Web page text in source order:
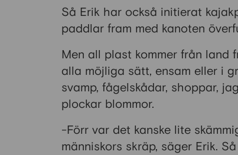
Så Erik har också initierat
paddlar fram med kanoten
Men all plast kommer från land
alla möjliga sätt, ensam eller i
svamp, fågelskådar, shoppar,
plockar blommor.
-Förr var det kanske lite
människors skräp, säger Erik.